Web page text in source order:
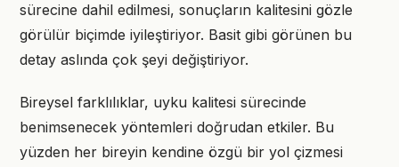
sürecine dahil edilmesi, sonuçların kalitesini gözle
görülür biçimde iyileştiriyor. Basit gibi görünen bu
detay aslında çok şeyi değiştiriyor.
Bireysel farklılıklar, uyku kalitesi sürecinde
benimsenecek yöntemleri doğrudan etkiler. Bu
yüzden her bireyin kendine özgü bir yol çizmesi